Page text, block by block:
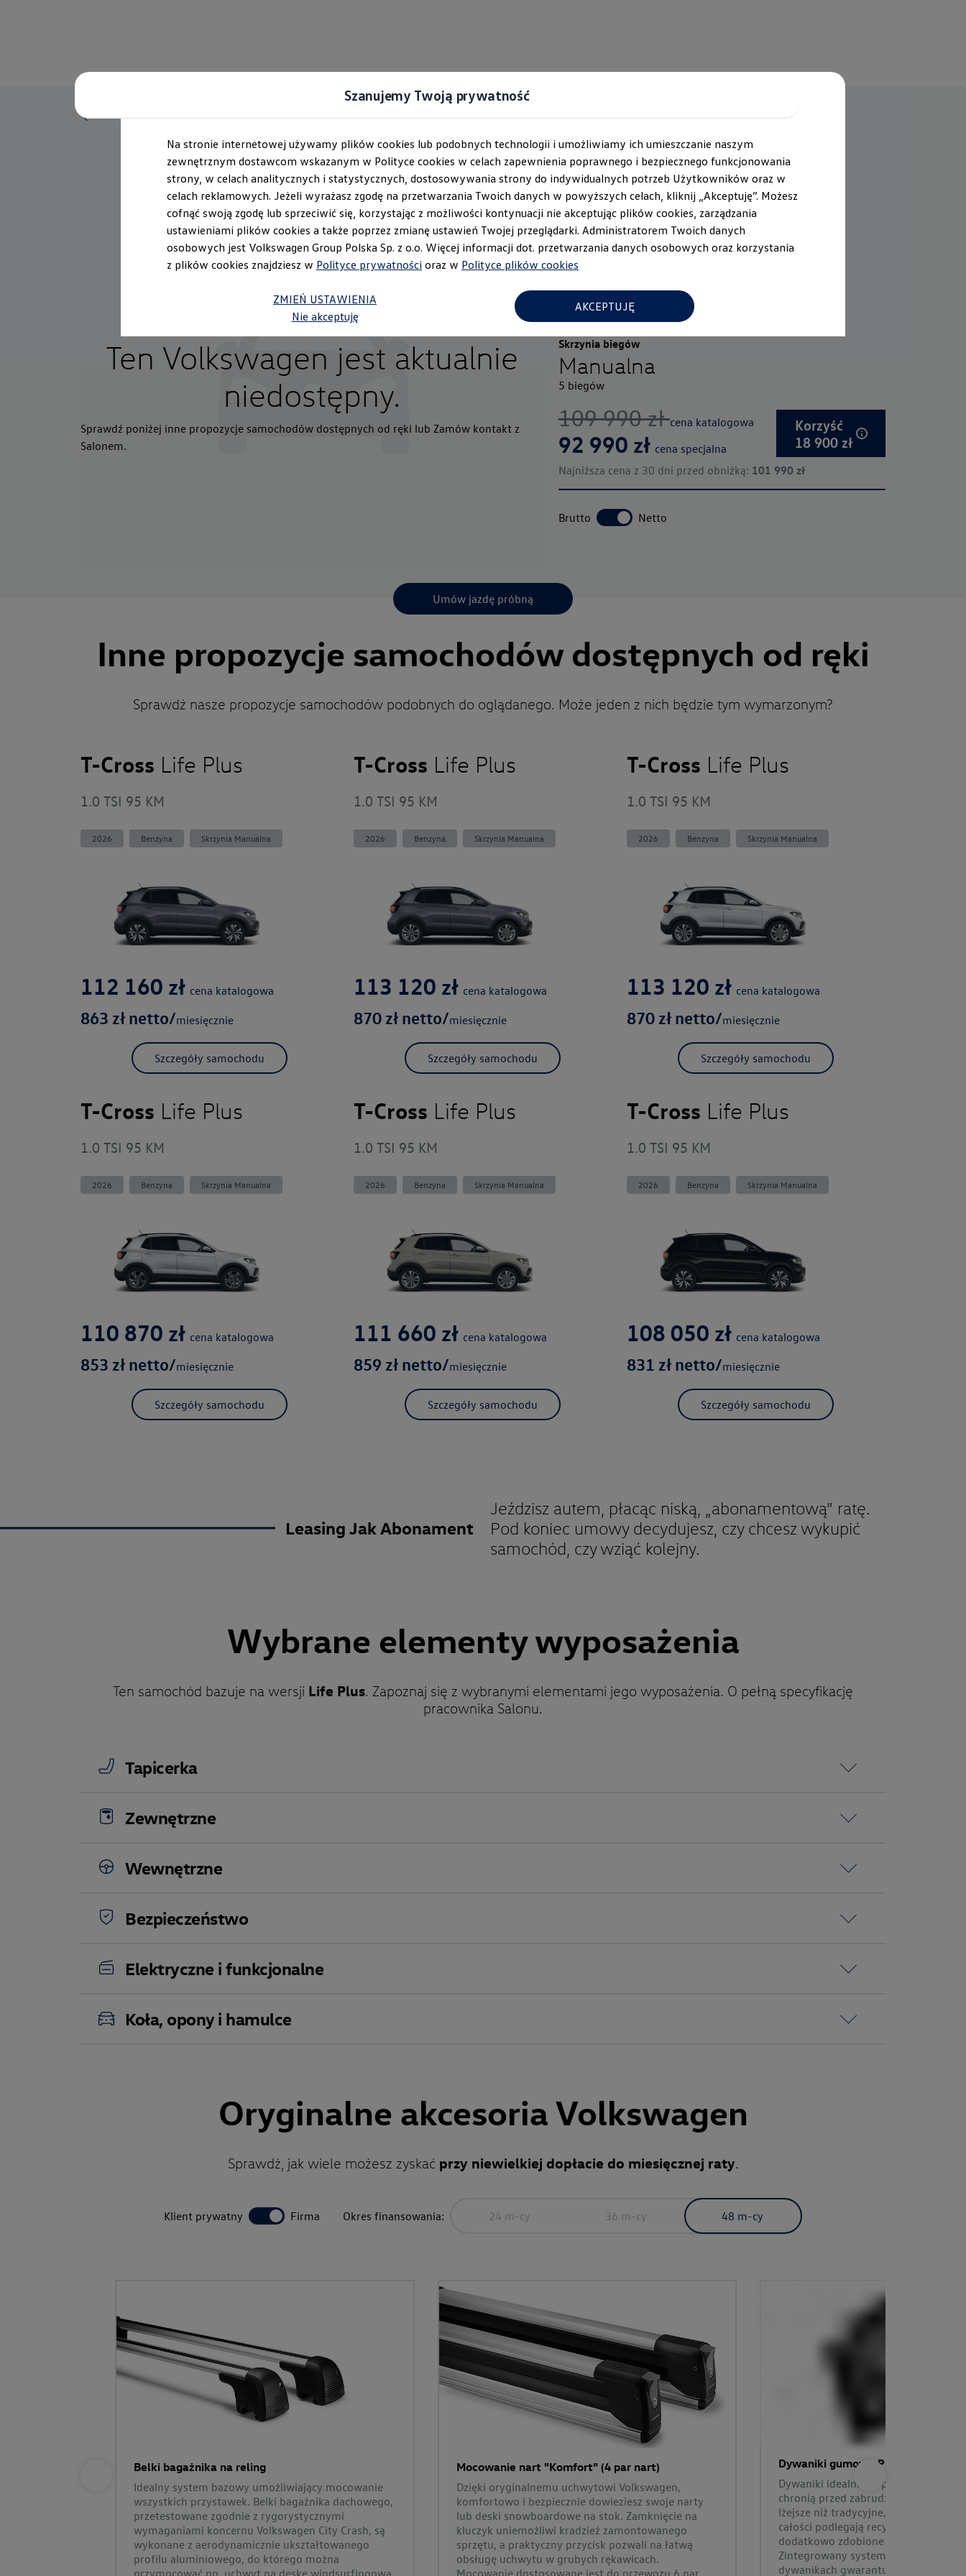
Szanujemy Twoją prywatność
Na stronie internetowej używamy plików cookies lub podobnych technologii i umożliwiamy ich umieszczanie naszym
zewnętrznym dostawcom wskazanym w Polityce cookies w celach zapewnienia poprawnego i bezpiecznego funkcjonowania
strony, w celach analitycznych i statystycznych, dostosowywania strony do indywidualnych potrzeb Użytkowników oraz w
celach reklamowych. Jeżeli wyrażasz zgodę na przetwarzania Twoich danych w powyższych celach, kliknij „Akceptuję”. Możesz
cofnąć swoją zgodę lub sprzeciwić się, korzystając z możliwości kontynuacji nie akceptując plików cookies, zarządzania
ustawieniami plików cookies a także poprzez zmianę ustawień Twojej przeglądarki. Administratorem Twoich danych
osobowych jest Volkswagen Group Polska Sp. z o.o. Więcej informacji dot. przetwarzania danych osobowych oraz korzystania
z plików cookies znajdziesz w Polityce prywatności oraz w Polityce plików cookies
ZMIEŃ USTAWIENIA
Nie akceptuję
AKCEPTUJĘ
T-Cross
Wątarski - Włocławek
Ten Volkswagen jest aktualnie
niedostępny.
Sprawdź poniżej inne propozycje samochodów dostępnych od ręki lub Zamów kontakt z
Salonem.
2026 Wersja Life Plus 5 drzwi 5 miejsc
Szary "Ascot" Benzyna
Silnik i napęd
1.0 TSI 95 KM
przednia oś Sprawdź dane WLTP
Skrzynia biegów
Manualna
5 biegów
109 990zł cena katalogowa
92 990 zł cena specjalna
Korzyść
18 900zł
Najniższa cena z 30 dni przed obniżką: 101 990zł
Brutto Netto
Umów jazdę próbną
Inne propozycje samochodów dostępnych od ręki
Sprawdź nasze propozycje samochodów podobnych do oglądanego. Może jeden z nich będzie tym wymarzonym?
T-Cross Life Plus
1.0 TSI 95 KM
2026 Benzyna Skrzynia Manualna
112 160 zł cena katalogowa
863 zł netto/miesięcznie
Szczegóły samochodu
T-Cross Life Plus
1.0 TSI 95 KM
2026 Benzyna Skrzynia Manualna
113 120 zł cena katalogowa
870zł netto/miesięcznie
Szczegóły samochodu
T-Cross Life Plus
1.0 TSI 95 KM
2026 Benzyna Skrzynia Manualna
113 120 zł cena katalogowa
870zł netto/miesięcznie
Szczegóły samochodu
T-Cross Life Plus
1.0 TSI 95 KM
2026 Benzyna Skrzynia Manualna
110 870 zł cena katalogowa
853 zł netto/miesięcznie
Szczegóły samochodu
T-Cross Life Plus
1.0 TSI 95 KM
2026 Benzyna Skrzynia Manualna
111 660 zł cena katalogowa
859 zł netto/miesięcznie
Szczegóły samochodu
T-Cross Life Plus
1.0 TSI 95 KM
2026 Benzyna Skrzynia Manualna
108 050 zł cena katalogowa
831 zł netto/miesięcznie
Szczegóły samochodu
Leasing Jak Abonament
Jeździsz autem, płacąc niską, „abonamentową” ratę.
Pod koniec umowy decydujesz, czy chcesz wykupić
samochód, czy wziąć kolejny.
Wybrane elementy wyposażenia
Ten samochód bazuje na wersji Life Plus. Zapoznaj się z wybranymi elementami jego wyposażenia. O pełną specyfikację
pracownika Salonu.
Tapicerka
Zewnętrzne
Wewnętrzne
Bezpieczeństwo
Elektryczne i funkcjonalne
Koła, opony i hamulce
Oryginalne akcesoria Volkswagen
Sprawdź, jak wiele możesz zyskać przy niewielkiej dopłacie do miesięcznej raty.
Klient prywatny Firma Okres finansowania: 24 m-cy 36 m-cy 48 m-cy
Belki bagażnika na reling
Idealny system bazowy umożliwiający mocowanie
wszystkich przystawek. Belki bagażnika dachowego,
przetestowane zgodnie z rygorystycznymi
wymaganiami koncernu Volkswagen City Crash, są
wykonane z aerodynamicznie ukształtowanego
profilu aluminiowego, do którego można
przymocować np. uchwyt na deskę windsurfingową,
Mocowanie nart "Komfort" (4 par nart)
Dzięki oryginalnemu uchwytowi Volkswagen,
komfortowo i bezpiecznie dowieziesz swoje narty
lub deski snowboardowe na stok. Zamknięcie na
kluczyk uniemożliwi kradzież zamontowanego
sprzętu, a praktyczny przycisk pozwali na łatwą
obsługę uchwytu w grubych rękawicach.
Mocowanie dostosowane jest do przewozu 6 par
Dywaniki gumowe Premium,
Dywaniki idealnie dopasowane do
chronią przed zabrudzeniem i
lżejsze niż tradycyjne, nie wydzielają
całości podlegają recyklingowi.
dodatkowo zdobione wytłoczeniem
Zintegrowany system mocowania w
dywanikach gwarantuje ich